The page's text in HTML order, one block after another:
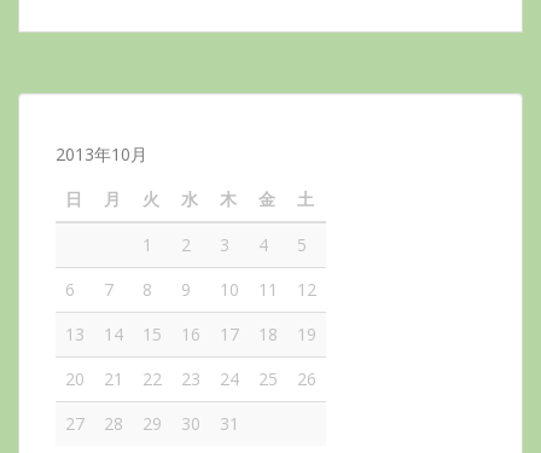
2013年10月
日
月 火 水 木 金
土
1
2 3 4
5
6
7 8 9 10 11
12
13
14 15 16 17 18
19
20
21 22 23 24 25
26
27
28 29 30 31